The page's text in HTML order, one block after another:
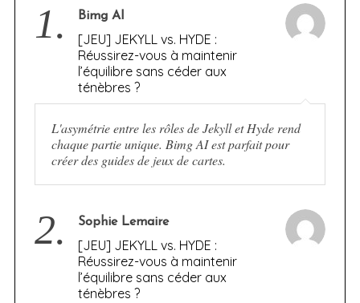
1. Bimg AI
[JEU] JEKYLL vs. HYDE :
Réussirez-vous à maintenir
l’équilibre sans céder aux
ténèbres ?
L'asymétrie entre les rôles de Jekyll et Hyde rend
chaque partie unique. Bimg AI est parfait pour
créer des guides de jeux de cartes.
2. Sophie Lemaire
[JEU] JEKYLL vs. HYDE :
Réussirez-vous à maintenir
l’équilibre sans céder aux
ténèbres ?